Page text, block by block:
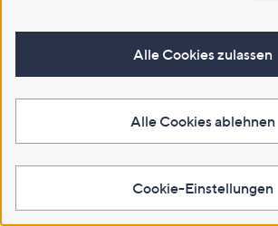
Alle Cookies zulassen
Alle Cookies ablehnen
Cookie-Einstellungen